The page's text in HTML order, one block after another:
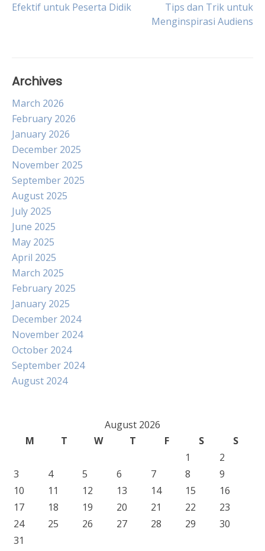
navigation
Efektif untuk Peserta Didik
Tips dan Trik untuk
Menginspirasi Audiens
Archives
March 2026
February 2026
January 2026
December 2025
November 2025
September 2025
August 2025
July 2025
June 2025
May 2025
April 2025
March 2025
February 2025
January 2025
December 2024
November 2024
October 2024
September 2024
August 2024
August 2026
M
T W T F S
S
1
2
3
4 5 6 7 8
9
10
11 12 13 14 15
16
17
18 19 20 21 22
23
24
25 26 27 28 29
30
31